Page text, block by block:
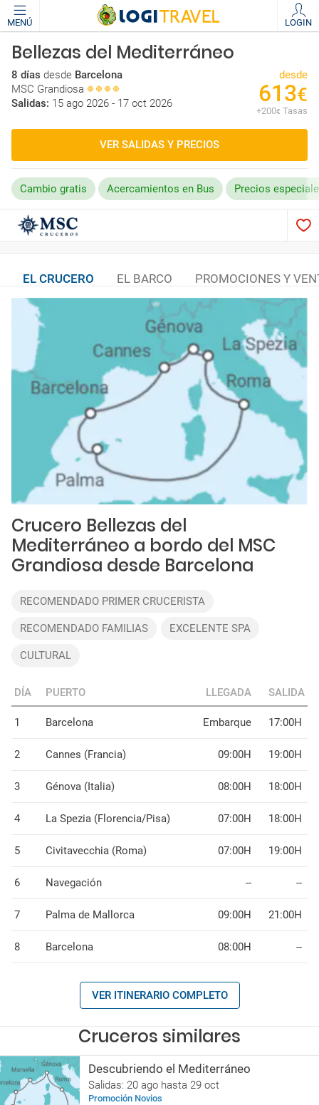
MENÚ LOGIN
Bellezas del Mediterráneo
8 días desde Barcelona
MSC Grandiosa
Salidas: 15 ago 2026 - 17 oct 2026
desde
613€
+200€ Tasas
VER SALIDAS Y PRECIOS
Cambio gratis Acercamientos en Bus Precios
EL CRUCERO EL BARCO PROMOCIONES Y
Crucero Bellezas del
Mediterráneo a bordo del MSC
Grandiosa desde Barcelona
RECOMENDADO PRIMER CRUCERISTA
RECOMENDADO FAMILIAS EXCELENTE SPA
CULTURAL
DÍA PUERTO LLEGADA SALIDA
1 Barcelona Embarque 17:00H
2 Cannes (Francia) 09:00H 19:00H
3 Génova (Italia) 08:00H 18:00H
4 La Spezia (Florencia/Pisa) 07:00H 18:00H
5 Civitavecchia (Roma) 07:00H 19:00H
6 Navegación -- --
7 Palma de Mallorca 09:00H 21:00H
8 Barcelona 08:00H --
VER ITINERARIO COMPLETO
Cruceros similares
Descubriendo el Mediterráneo
Salidas: 20 ago hasta 29 oct
Promoción Novios